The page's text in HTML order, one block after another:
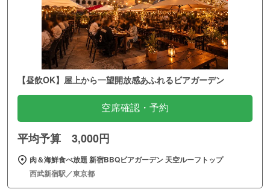
【昼飲OK】屋上から一望開放感あふれるビアガーデン
空席確認・予約
平均予算 3,000円
肉＆海鮮食べ放題 新宿BBQビアガーデン 天空ルーフトップ
西武新宿駅／東京都